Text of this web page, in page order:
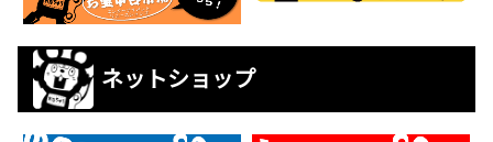
ネットショップ